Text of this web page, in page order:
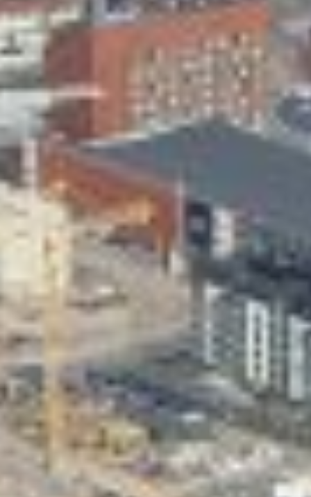
Skeittihalli
Varhaiskasvatus
Ateria- ja välipalamaksut
Mämminiemi
Taideapteekki
Kirjasto
Valon Kaupunki
Lasten Lysti & LystiKylä-festivaali
Ohje
English